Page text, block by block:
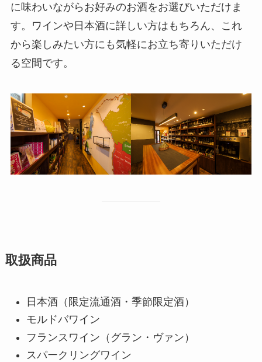
に味わいながらお好みのお酒をお選びいただけま
す。ワインや日本酒に詳しい方はもちろん、これ
から楽しみたい方にも気軽にお立ち寄りいただけ
る空間です。
取扱商品
日本酒（限定流通酒・季節限定酒）
モルドバワイン
フランスワイン（グラン・ヴァン）
スパークリングワイン